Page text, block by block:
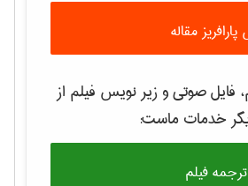
مقاله
فایل صوتی و زیر نویس فیلم از
خدمات ماست:
فیلم